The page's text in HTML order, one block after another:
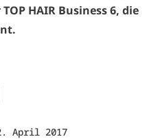
HAIR Business 6, die
April 2017